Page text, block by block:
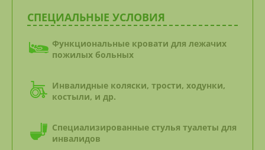
СПЕЦИАЛЬНЫЕ УСЛОВИЯ
Функциональные кровати для лежачих
пожилых больных
Инвалидные коляски, трости, ходунки,
костыли, и др.
Специализированные стулья туалеты для
инвалидов